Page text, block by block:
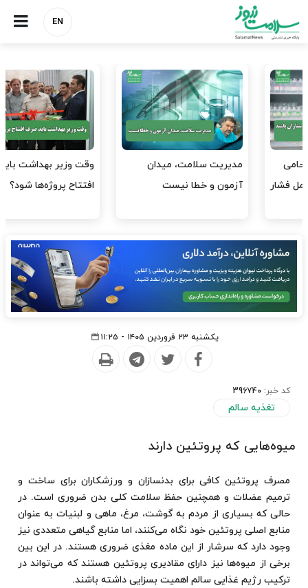
EN
وقت وزیر بهداشت باید صرف
افتتاح پروژه‌ها شود؟
واردات دارو و کالاهای اساسی
باید در اولویت تخصیص ارز
یکشنبه ۲۳ فروردین ۱۴۰۵ - ۱۱:۲۵
کد خبر: 396740
تغذیه سالم
میوه‌هایی که پروتئین دارند
مصرف پروتئین کافی برای بدنسازان و ورزشکاران برای ساخت و
ترمیم عضلات و همچنین حفظ سلامت کلی بدن ضروری است. در
حالی که بسیاری از مردم به گوشت، مرغ، ماهی و لبنیات به عنوان
منابع اصلی پروتئین خود نگاه می‌کنند، اما منابع گیاهی متعددی نیز
وجود دارد که سرشار از این ماده مغذی ضروری هستند. در این بین
برخی از میوه‌ها نیز دارای مقادیری پروتئین هستند که می‌تواند در
ترکیب رژیم غذایی سالم اهمیت بسزایی داشته باشند.